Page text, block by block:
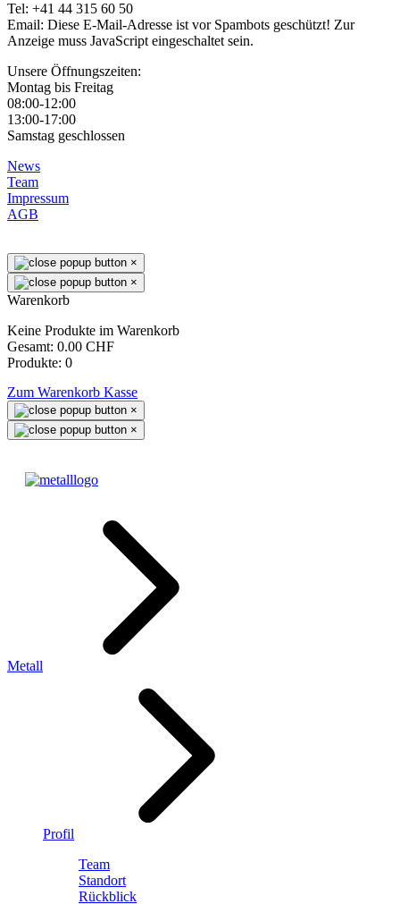
Tel: +41 44 315 60 50
Email: Diese E-Mail-Adresse ist vor Spambots geschützt! Zur
Anzeige muss JavaScript eingeschaltet sein.
Unsere Öffnungszeiten:
Montag bis Freitag
08:00-12:00
13:00-17:00
Samstag geschlossen
News
Team
Impressum
AGB
×
×
Warenkorb
Keine Produkte im Warenkorb
Gesamt: 0.00 CHF
Produkte: 0
Zum Warenkorb Kasse
×
×
Metall
Profil
Team
Standort
Rückblick